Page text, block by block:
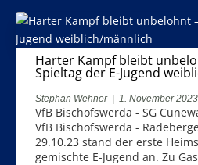
Harter Kampf bleibt
Spieltag der E-Jugend
Stephan Wehner 1. November 2023
VfB Bischofswerda - SG
VfB Bischofswerda -
29.10.23 stand der erste
gemischte E-Jugend an. Zu